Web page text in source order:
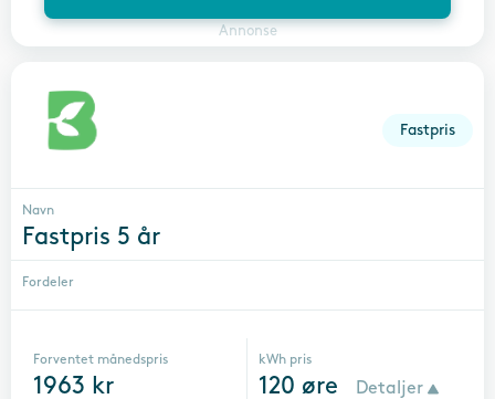
Annonse
Fastpris
Navn
Fastpris 5 år
Fordeler
Forventet månedspris
1963 kr
kWh pris
120 øre Detaljer